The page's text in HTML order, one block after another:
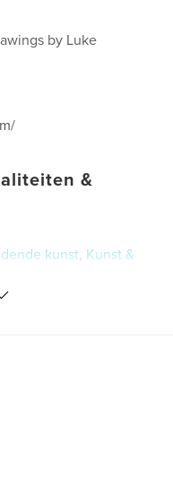
by Luke
&
kunst, Kunst &